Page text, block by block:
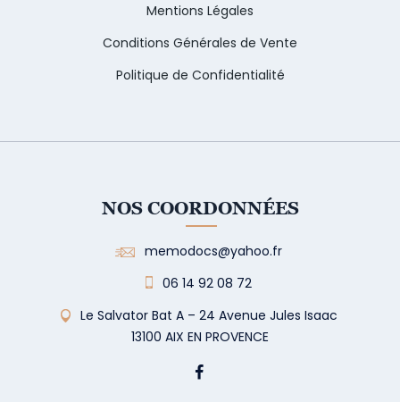
Mentions Légales
Conditions Générales de Vente
Politique de Confidentialité
NOS COORDONNÉES
memodocs@yahoo.fr
06 14 92 08 72
Le Salvator Bat A – 24 Avenue Jules Isaac
13100 AIX EN PROVENCE